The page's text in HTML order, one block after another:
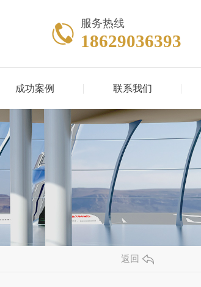
服务热线
18629036393
成功案例 联系我们
返回